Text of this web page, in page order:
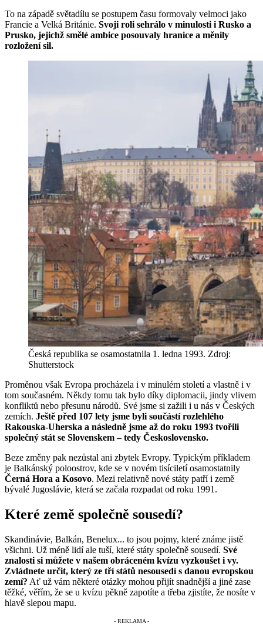
To na západě světadílu se postupem času formovaly velmoci jako
Francie a Velká Británie. Svoji roli sehrálo v minulosti i Rusko a
Prusko, jejichž smělé ambice posouvaly hranice a měnily
rozložení sil.
Česká republika se osamostatnila 1. ledna 1993. Zdroj:
Shutterstock
Proměnou však Evropa procházela i v minulém století a vlastně i v
tom současném. Někdy tomu tak bylo díky diplomacii, jindy vlivem
konfliktů nebo přesunu národů. Své jsme si zažili i u nás v Českých
zemích. Ještě před 107 lety jsme byli součástí rozlehlého
Rakouska-Uherska a následně jsme až do roku 1993 tvořili
společný stát se Slovenskem – tedy Československo.
Beze změny pak nezůstal ani zbytek Evropy. Typickým příkladem
je Balkánský poloostrov, kde se v novém tisíciletí osamostatnily
Černá Hora a Kosovo. Mezi relativně nové státy patří i země
bývalé Jugoslávie, která se začala rozpadat od roku 1991.
Které země společně sousedí?
Skandinávie, Balkán, Benelux... to jsou pojmy, které známe jistě
všichni. Už méně lidí ale tuší, které státy společně sousedí. Své
znalosti si můžete v našem obráceném kvízu vyzkoušet i vy.
Zvládnete určit, který ze tří států nesousedí s danou evropskou
zemí? Ať už vám některé otázky mohou přijít snadnější a jiné zase
těžké, věřím, že se u kvízu pěkně zapotíte a třeba zjistíte, že nosíte v
hlavě slepou mapu.